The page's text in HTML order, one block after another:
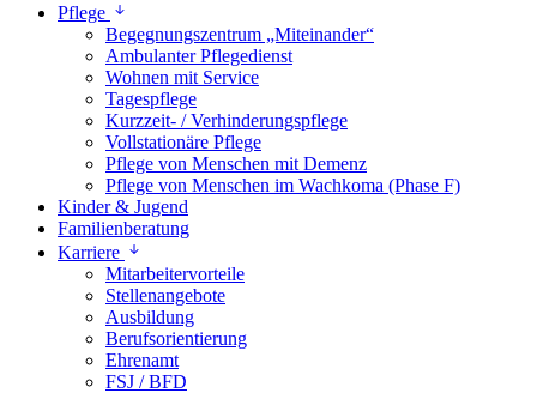
Pflege
Begegnungszentrum „Miteinander“
Ambulanter Pflegedienst
Wohnen mit Service
Tagespflege
Kurzzeit- / Verhinderungspflege
Vollstationäre Pflege
Pflege von Menschen mit Demenz
Pflege von Menschen im Wachkoma (Phase F)
Kinder & Jugend
Familienberatung
Karriere
Mitarbeitervorteile
Stellenangebote
Ausbildung
Berufsorientierung
Ehrenamt
FSJ / BFD